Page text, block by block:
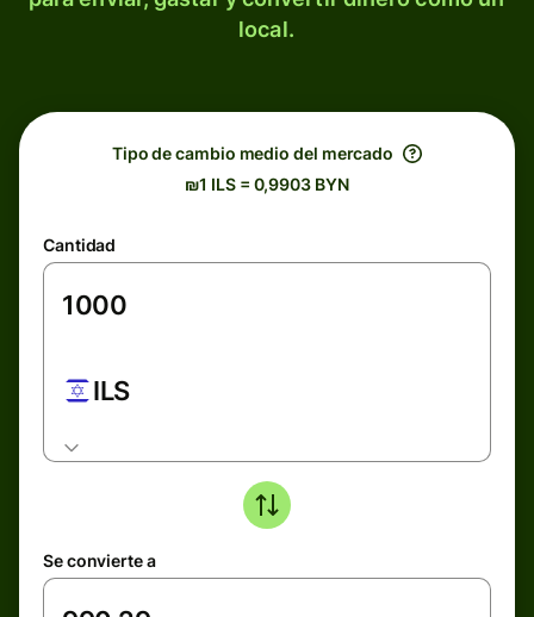
local.
Tipo de cambio medio del mercado
₪1 ILS = 0,9903 BYN
Cantidad
ILS
Se convierte a